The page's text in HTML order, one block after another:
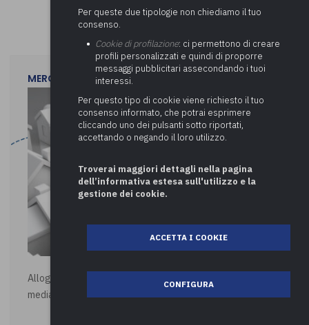
MERCOLEDì 29 LUGLIO 2026
Alloggi di Edilizia Residenziale Pubblica - Vendita all'asta
mediante procedura asincrona telematica
Per queste due tipologie non chiediamo il tuo
consenso.
Cookie di profilazione: ci permettono di creare
profili personalizzati e quindi di proporre
messaggi pubblicitari assecondando i tuoi
interessi.
Per questo tipo di cookie viene richiesto il tuo
consenso informato, che potrai esprimere
cliccando uno dei pulsanti sotto riportati,
accettando o negando il loro utilizzo.
Troverai maggiori dettagli nella pagina
dell’informativa estesa sull'utilizzo e la
gestione dei cookie.
ACCETTA I COOKIE
CONFIGURA